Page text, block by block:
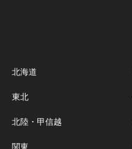
北海道
東北
北陸・甲信越
関東